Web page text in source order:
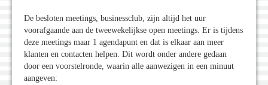
De besloten meetings, businessclub, zijn altijd het uur
voorafgaande aan de tweewekelijkse open meetings. Er is tijdens
deze meetings maar 1 agendapunt en dat is elkaar aan meer
klanten en contacten helpen. Dit wordt onder andere gedaan
door een voorstelronde, waarin alle aanwezigen in een minuut
aangeven: